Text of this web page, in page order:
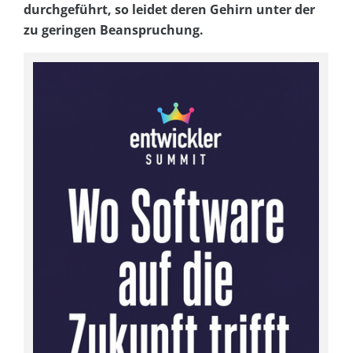
durchgeführt, so leidet deren Gehirn unter der
zu geringen Beanspruchung.